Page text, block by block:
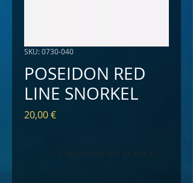
SKU: 0730-040
POSEIDON RED
LINE SNORKEL
20,00 €Price
Only X items left in stock